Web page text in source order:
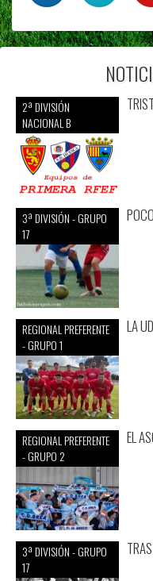
2ª DIVISIÓN
NACIONAL B
3ª DIVISIÓN - GRUPO
17
REGIONAL PREFERENTE
- GRUPO 1
LA
REGIONAL PREFERENTE
- GRUPO 2
EL
3ª DIVISIÓN - GRUPO
17